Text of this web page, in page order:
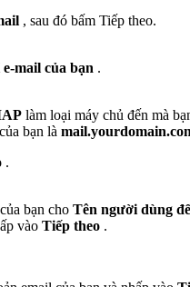
, sau đó bấm Tiếp theo.
mail của bạn .
làm loại máy chủ đến mà
bạn là
.
bạn cho Tên người dùng
vào Tiếp theo .